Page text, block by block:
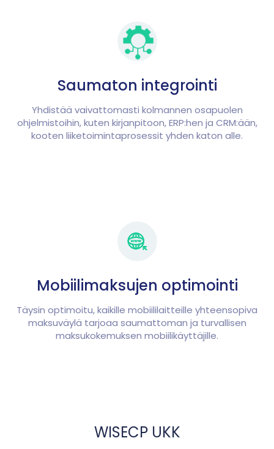
Saumaton integrointi
Yhdistää vaivattomasti kolmannen osapuolen
ohjelmistoihin, kuten kirjanpitoon, ERP:hen ja CRM:ään,
kooten liiketoimintaprosessit yhden katon alle.
Mobiilimaksujen optimointi
Täysin optimoitu, kaikille mobiililaitteille yhteensopiva
maksuväylä tarjoaa saumattoman ja turvallisen
maksukokemuksen mobiilikäyttäjille.
WISECP UKK